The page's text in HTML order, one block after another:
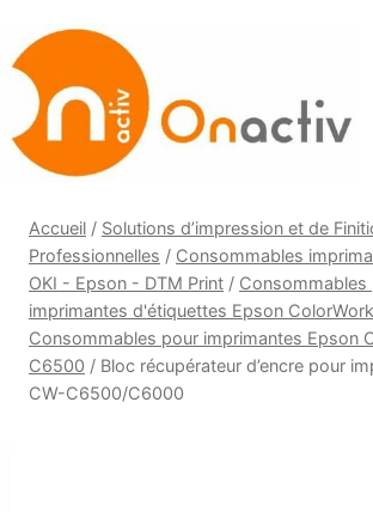
au
contenu
Accueil / Solutions d’impression et de
Professionnelles / Consommables
OKI - Epson - DTM Print / Consommables
imprimantes d'étiquettes Epson
Consommables pour imprimantes Epson
C6500 / Bloc récupérateur d’encre pour
CW-C6500/C6000